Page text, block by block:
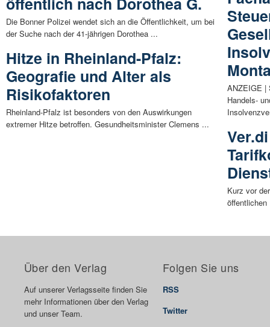
Die Bonner Polizei wendet sich an die Öffentlichkeit, um bei
der Suche nach der 41-jährigen Dorothea ...
Hitze in Rheinland-Pfalz:
Geografie und Alter als
Risikofaktoren
Rheinland-Pfalz ist besonders von den Auswirkungen
extremer Hitze betroffen. Gesundheitsminister Clemens ...
ANZEIGE |
Handels-
Kurz vor
Über den Verlag
Auf unserer Verlagsseite finden Sie
mehr Informationen über den Verlag
und unser Team.
Folgen Sie uns
RSS
Twitter